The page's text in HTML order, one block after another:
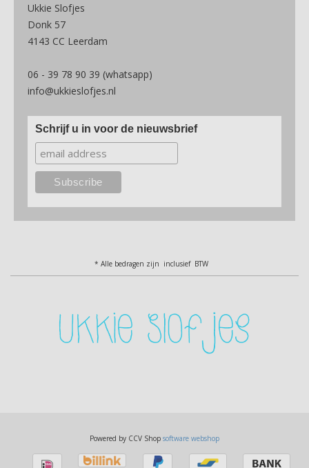
Ukkie Slofjes
Donk 57
4143 CC Leerdam
06 - 39 78 90 39 (whatsapp)
info@ukkieslofjes.nl
Schrijf u in voor de nieuwsbrief
* Alle bedragen zijn inclusief BTW
Powered by CCV Shop software webshop